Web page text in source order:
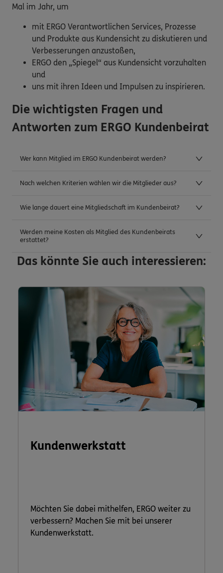
Mal im Jahr, um
mit ERGO Verantwortlichen Services, Prozesse
und Produkte aus Kundensicht zu diskutieren und
Verbesserungen anzustoßen,
ERGO den „Spiegel“ aus Kundensicht vorzuhalten
und
uns mit ihren Ideen und Impulsen zu inspirieren.
Die wichtigsten Fragen und
Antworten zum ERGO Kundenbeirat
Wer kann Mitglied im ERGO Kundenbeirat werden?
Nach welchen Kriterien wählen wir die Mitglieder aus?
Wie lange dauert eine Mitgliedschaft im Kundenbeirat?
Werden meine Kosten als Mitglied des Kundenbeirats
erstattet?
Das könnte Sie auch interessieren:
Kundenwerkstatt
Möchten Sie dabei mithelfen, ERGO weiter zu
verbessern? Machen Sie mit bei unserer
Kundenwerkstatt.